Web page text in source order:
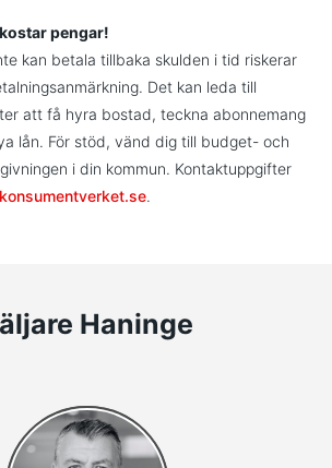
pengar!
kan betala tillbaka skulden i tid riskerar
Det kan leda till
att få hyra bostad, teckna abonnemang
lån. För stöd, vänd dig till budget- och
i din kommun. Kontaktuppgifter
konsumentverket.se.
Haninge